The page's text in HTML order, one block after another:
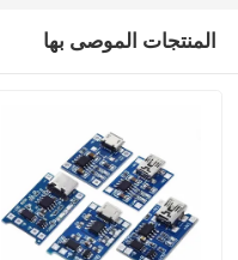
المنتجات الموصى بها